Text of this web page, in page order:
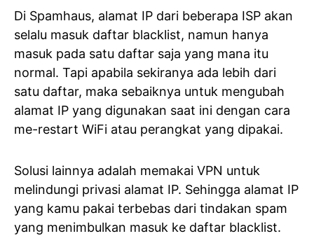
Di Spamhaus, alamat IP dari beberapa ISP akan
selalu masuk daftar blacklist, namun hanya
masuk pada satu daftar saja yang mana itu
normal. Tapi apabila sekiranya ada lebih dari
satu daftar, maka sebaiknya untuk mengubah
alamat IP yang digunakan saat ini dengan cara
me-restart WiFi atau perangkat yang dipakai.
Solusi lainnya adalah memakai VPN untuk
melindungi privasi alamat IP. Sehingga alamat IP
yang kamu pakai terbebas dari tindakan spam
yang menimbulkan masuk ke daftar blacklist.